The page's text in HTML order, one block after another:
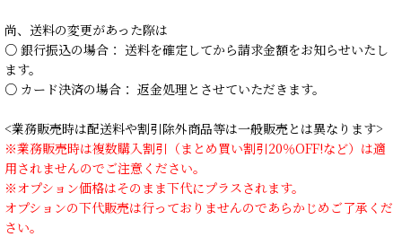
尚、送料の変更があった際は
○ 銀行振込の場合： 送料を確定してから請求金額をお知らせいたし
ます。
○ カード決済の場合： 返金処理とさせていただきます。
<業務販売時は配送料や割引除外商品等は一般販売とは異なります>
※業務販売時は複数購入割引（まとめ買い割引20％OFF!など）は適
用されませんのでご注意ください。
※オプション価格はそのまま下代にプラスされます。
オプションの下代販売は行っておりませんのであらかじめご了承くだ
さい。